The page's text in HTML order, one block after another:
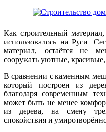
Как строительный
использовалось на Руси.
материал, остаётся не
сооружать уютные,
В сравнении с каменным
который построен из
благодаря современным
может быть не менее
из дерева, на смену
спокойствия и